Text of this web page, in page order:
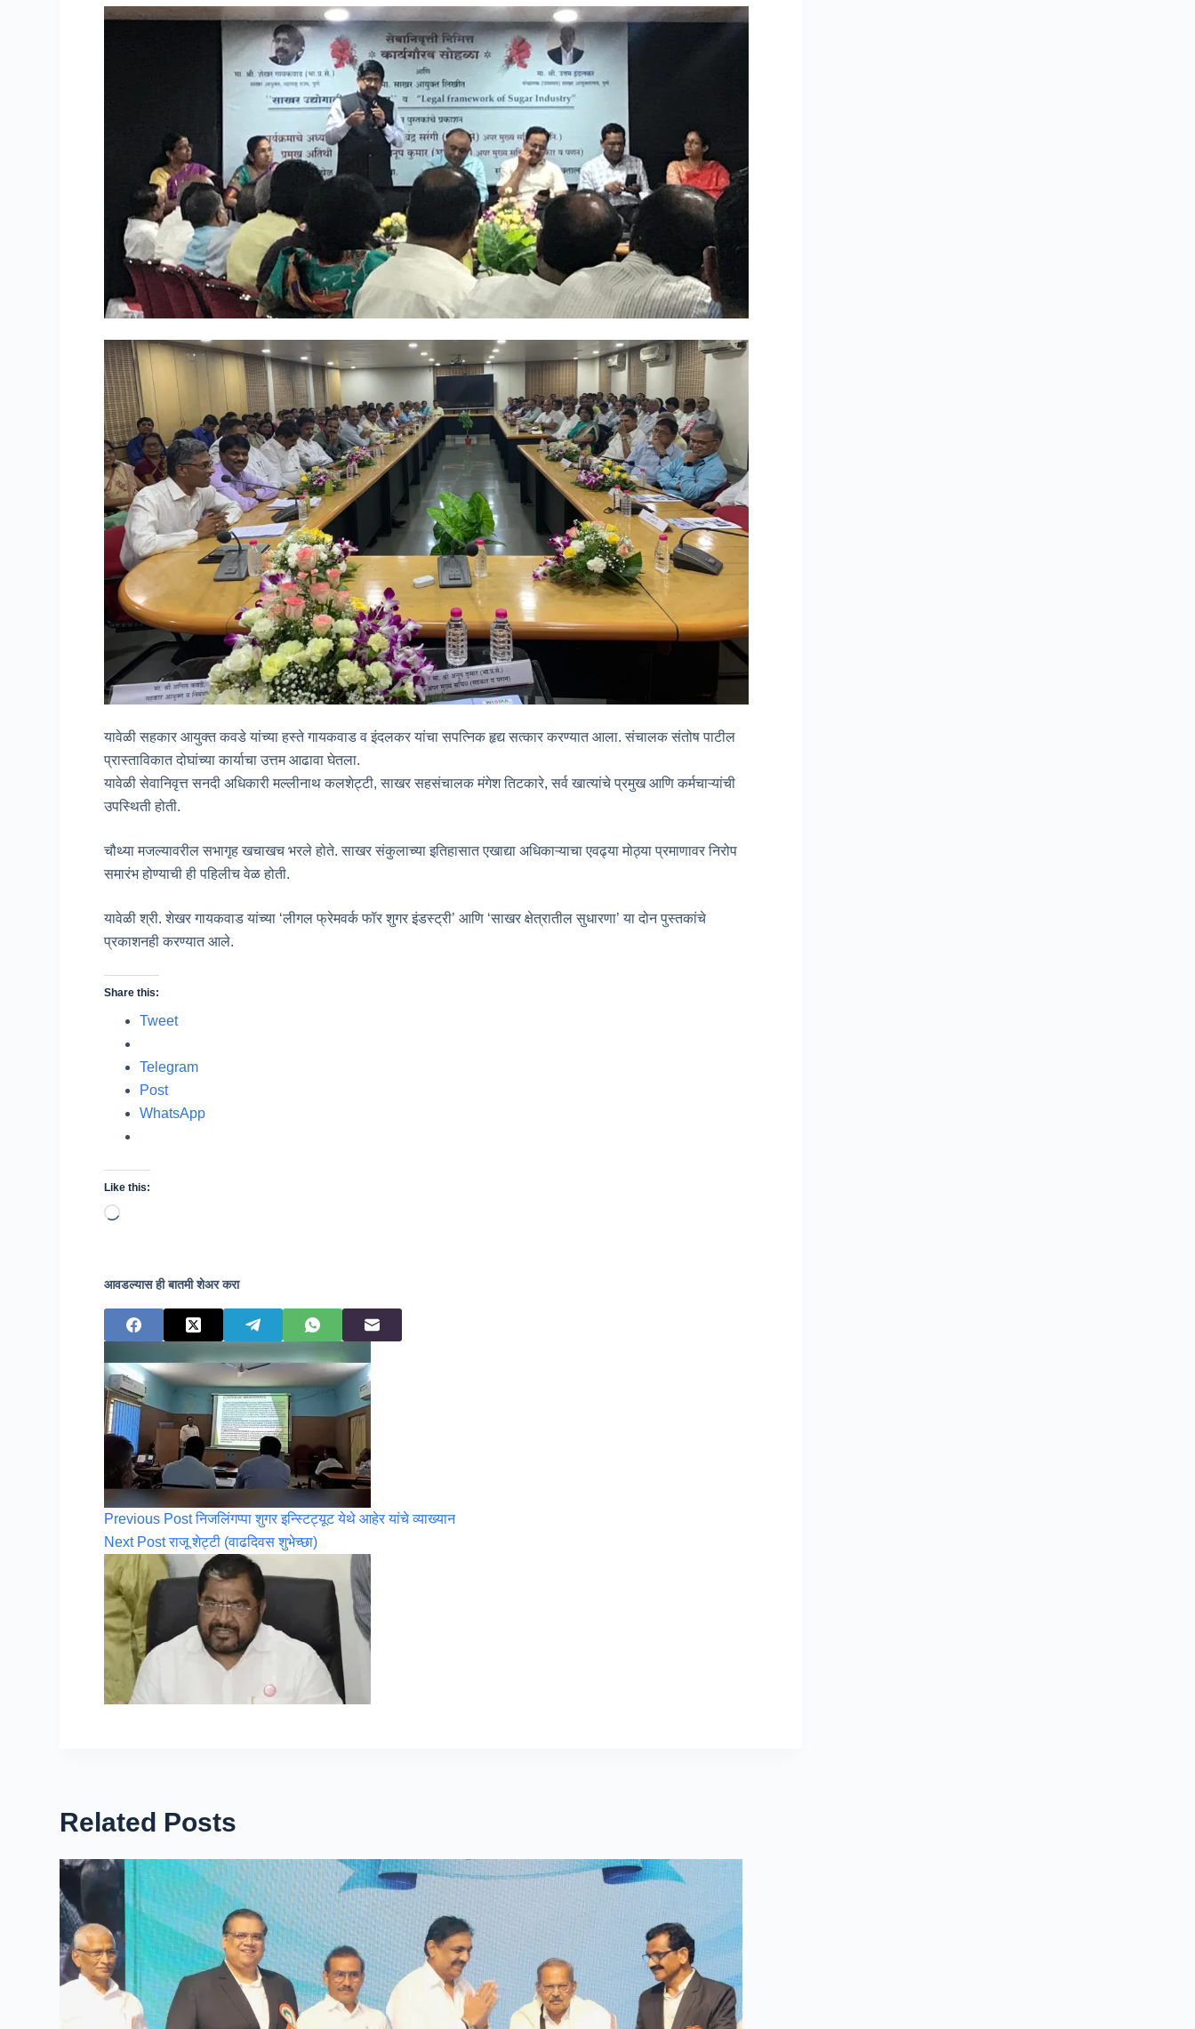
यावेळी सहकार आयुक्त कवडे यांच्या हस्ते गायकवाड व इंदलकर यांचा सपत्निक हृद्य सत्कार करण्यात आला. संचालक संतोष पाटील
प्रास्ताविकात दोघांच्या कार्याचा उत्तम आढावा घेतला.
यावेळी सेवानिवृत्त सनदी अधिकारी मल्लीनाथ कलशेट्टी, साखर सहसंचालक मंगेश तिटकारे, सर्व खात्यांचे प्रमुख आणि कर्मचाऱ्यांची
उपस्थिती होती.
चौथ्या मजल्यावरील सभागृह खचाखच भरले होते. साखर संकुलाच्या इतिहासात एखाद्या अधिकाऱ्याचा एवढ्या मोठ्या प्रमाणावर निरोप
समारंभ होण्याची ही पहिलीच वेळ होती.
यावेळी श्री. शेखर गायकवाड यांच्या ‘लीगल फ्रेमवर्क फॉर शुगर इंडस्ट्री’ आणि ‘साखर क्षेत्रातील सुधारणा’ या दोन पुस्तकांचे
प्रकाशनही करण्यात आले.
Share this:
Tweet
Telegram
Post
WhatsApp
Like this:
Loading…
आवडल्यास ही बातमी शेअर करा
Previous Post निजलिंगप्पा शुगर इन्स्टिट्यूट येथे आहेर यांचे व्याख्यान
Next Post राजू शेट्टी (वाढदिवस शुभेच्छा)
Related Posts